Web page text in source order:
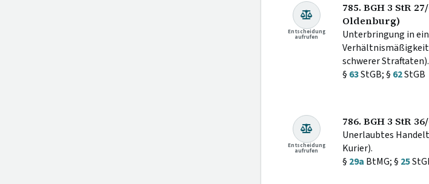
Entscheidung
aufrufen
785. BGH 3 StR
Oldenburg)
Unterbringung in
schwerer Straftaten).
§ 63StGB; § 62StGB
Entscheidung
aufrufen
786. BGH 3 StR
Unerlaubtes
Kurier).
§ 29a BtMG; § 25